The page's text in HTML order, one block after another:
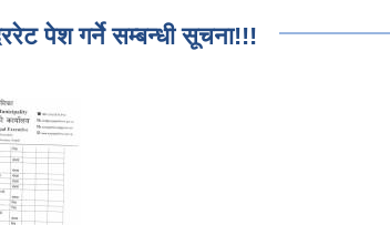
पेश गर्ने सम्बन्धी सूचना!!!